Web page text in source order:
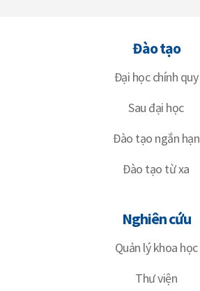
Đào tạo
Đại học chính quy
Sau đại học
Đào tạo ngắn hạn
Đào tạo từ xa
Nghiên cứu
Quản lý khoa học
Thư viện